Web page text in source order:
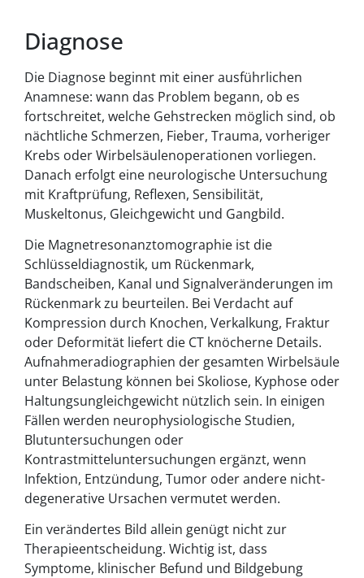
Diagnose
Die Diagnose beginnt mit einer ausführlichen
Anamnese: wann das Problem begann, ob es
fortschreitet, welche Gehstrecken möglich sind, ob
nächtliche Schmerzen, Fieber, Trauma, vorheriger
Krebs oder Wirbelsäulenoperationen vorliegen.
Danach erfolgt eine neurologische Untersuchung
mit Kraftprüfung, Reflexen, Sensibilität,
Muskeltonus, Gleichgewicht und Gangbild.
Die Magnetresonanztomographie ist die
Schlüsseldiagnostik, um Rückenmark,
Bandscheiben, Kanal und Signalveränderungen im
Rückenmark zu beurteilen. Bei Verdacht auf
Kompression durch Knochen, Verkalkung, Fraktur
oder Deformität liefert die CT knöcherne Details.
Aufnahmeradiographien der gesamten Wirbelsäule
unter Belastung können bei Skoliose, Kyphose oder
Haltungsungleichgewicht nützlich sein. In einigen
Fällen werden neurophysiologische Studien,
Blutuntersuchungen oder
Kontrastmitteluntersuchungen ergänzt, wenn
Infektion, Entzündung, Tumor oder andere nicht-
degenerative Ursachen vermutet werden.
Ein verändertes Bild allein genügt nicht zur
Therapieentscheidung. Wichtig ist, dass
Symptome, klinischer Befund und Bildgebung